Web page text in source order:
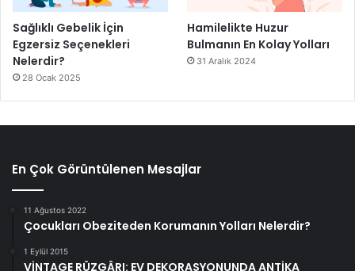
Sağlıklı Gebelik İçin
Egzersiz Seçenekleri
Nelerdir?
28 Ocak 2025
Hamilelikte Huzur
Bulmanın En Kolay Yolları
31 Aralık 2024
En Çok Görüntülenen Mesajlar
11 Ağustos 2022
Çocukları Obeziteden Korumanın Yolları Nelerdir?
1 Eylül 2015
VİNTAGE RÜZGÂRI: EV DEKORASYONUNDA ANTİKA